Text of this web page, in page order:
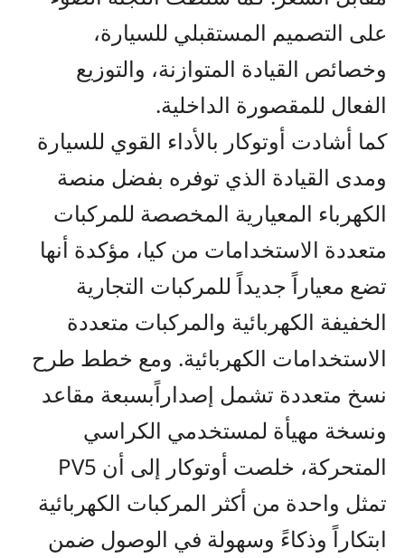
على التصميم المستقبلي للسيارة،
وخصائص القيادة المتوازنة، والتوزيع
الفعال للمقصورة الداخلية.
كما أشادت أوتوكار بالأداء القوي للسيارة
ومدى القيادة الذي توفره بفضل منصة
الكهرباء المعيارية المخصصة للمركبات
متعددة الاستخدامات من كيا، مؤكدة أنها
تضع معيار اًجديداًللمركبات التجارية
الخفيفة الكهربائية والمركبات متعددة
الاستخدامات الكهربائية. ومع خطط طرح
نسخ متعددة تشمل إصدار اًبسبعة مقاعد
ونسخة مهيأة لمستخدمي الكراسي
المتحركة، خلصت أوتوكار إلى أن PV5
تمثل واحدة من أكثر المركبات الكهربائية
ابتكار اًوذكاءً وسهولة في الوصول ضمن